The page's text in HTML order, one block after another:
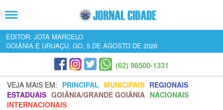
EDITOR: JOTA MARCELO
GOIÂNIA E URUAÇU, GO, 5 DE AGOSTO DE 2026
(62) 98500-1331
VEJA MAIS EM: PRINCIPAL MUNICIPAIS REGIONAIS
ESTADUAIS GOIÂNIA/GRANDE GOIÂNIA NACIONAIS
INTERNACIONAIS